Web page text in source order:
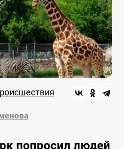
попросил людей